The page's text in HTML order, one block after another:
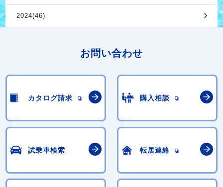
2024(46)
お問い合わせ
カタログ請求 購入相談
試乗車検索 転居連絡